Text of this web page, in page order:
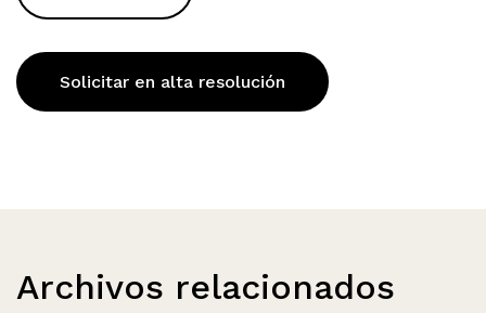
Solicitar en alta resolución
Archivos relacionados